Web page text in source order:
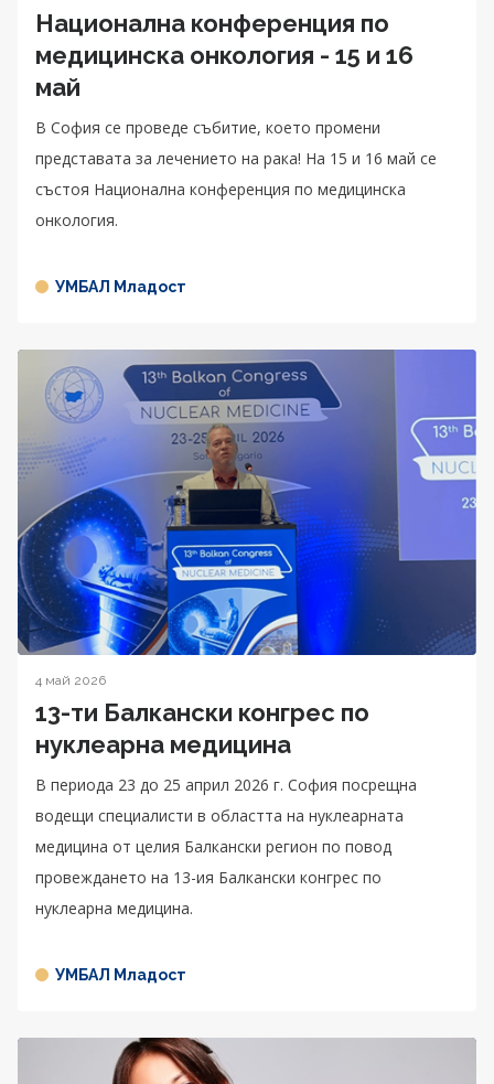
Национална конференция по
медицинска онкология - 15 и 16
май
В София се проведе събитие, което промени
представата за лечението на рака! На 15 и 16 май се
състоя Национална конференция по медицинска
онкология.
УМБАЛ Младост
4 май 2026
13-ти Балкански конгрес по
нуклеарна медицина
В периода 23 до 25 април 2026 г. София посрещна
водещи специалисти в областта на нуклеарната
медицина от целия Балкански регион по повод
провеждането на 13-ия Балкански конгрес по
нуклеарна медицина.
УМБАЛ Младост